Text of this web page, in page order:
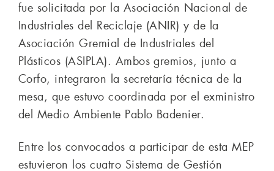
fue solicitada por la Asociación Nacional de
Industriales del Reciclaje (ANIR) y de la
Asociación Gremial de Industriales del
Plásticos (ASIPLA). Ambos gremios, junto a
Corfo, integraron la secretaría técnica de la
mesa, que estuvo coordinada por el exministro
del Medio Ambiente Pablo Badenier.
Entre los convocados a participar de esta MEP
estuvieron los cuatro Sistema de Gestión